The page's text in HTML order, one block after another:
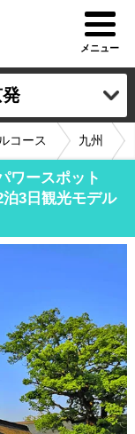
メニュー
コース 九州
ワースポット
3日観光モデル